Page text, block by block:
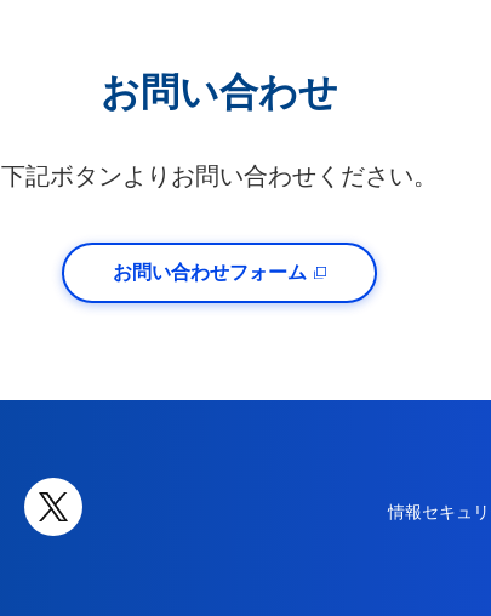
お問い合わせ
下記ボタンよりお問い合わせください。
お問い合わせフォーム
情報セキュリ